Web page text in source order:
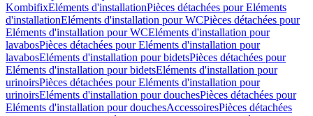
KombifixEléments d'installationPièces détachées pour Eléments
d'installationEléments d'installation pour WCPièces détachées pour
Eléments d'installation pour WCEléments d'installation pour
lavabosPièces détachées pour Eléments d'installation pour
lavabosEléments d'installation pour bidetsPièces détachées pour
Eléments d'installation pour bidetsEléments d'installation pour
urinoirsPièces détachées pour Eléments d'installation pour
urinoirsEléments d'installation pour douchesPièces détachées pour
Eléments d'installation pour douchesAccessoiresPièces détachées